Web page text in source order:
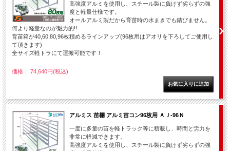
高強度アルミを使用し、スチール製に負けず劣らずの強
度と軽量仕様です。
オールアルミ製だから育苗時の水まきでも錆びません。
何より軽量なのが魅力的!!
育苗箱が40,60,80,96枚積めるラインアップ(96枚用はアオリを下ろしてご使用し
て頂きます)
全サイズ軽トラにて運搬可能です！
価格： 74,640円(税込)
アルミス 苗棚 アルミ苗コン96枚用 ＡＪ-96Ｎ
一度に多量の苗を軽トラック等に積載し、時間と労力を
非常に軽減できます。
高強度アルミを使用し、スチール製に負けず劣らずの強